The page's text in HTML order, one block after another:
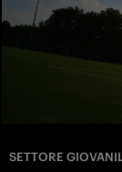
SETTORE